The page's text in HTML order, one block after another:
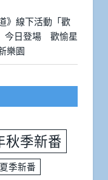
》線下活動「歡
今日登場 歡愉星
樂園
秋季新番
季新番